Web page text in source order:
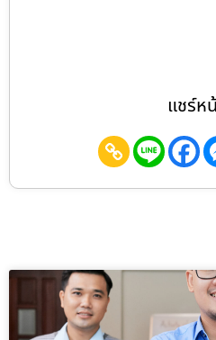
แชร์ห